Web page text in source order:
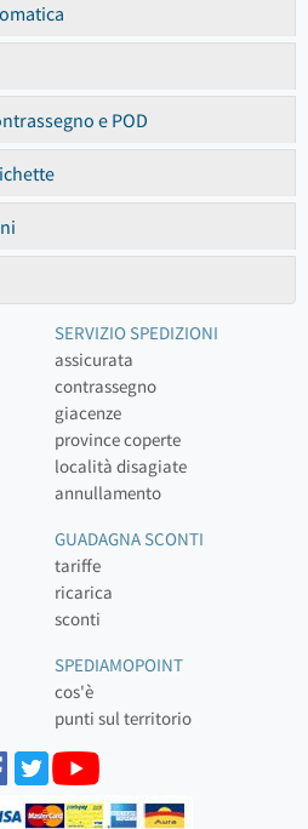
e POD
SERVIZIO SPEDIZIONI
assicurata
contrassegno
giacenze
province coperte
località disagiate
annullamento
GUADAGNA SCONTI
tariffe
ricarica
sconti
SPEDIAMOPOINT
cos'è
punti sul territorio